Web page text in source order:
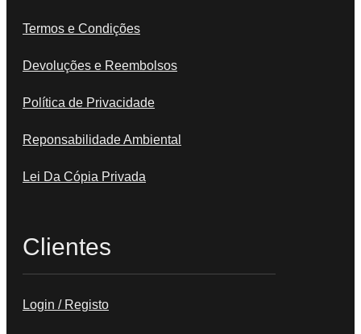
Termos e Condições
Devoluções e Reembolsos
Política de Privacidade
Reponsabilidade Ambiental
Lei Da Cópia Privada
Clientes
Login / Registo